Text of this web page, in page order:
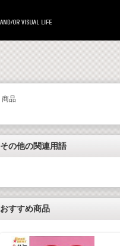
商品
その他の関連用語
おすすめ商品